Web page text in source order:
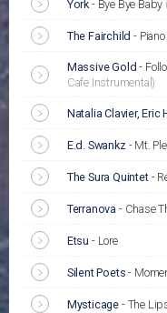
York - Bye Bye Baby
The Fairchild -
Massive Gold -
Cafe Instrumental)
Natalia Clavier, Eric
E.d. Swankz- Mt.
The Sura Quintet-
Terranova - Chase
Etsu - Lore
Silent Poets -
Mysticage - The